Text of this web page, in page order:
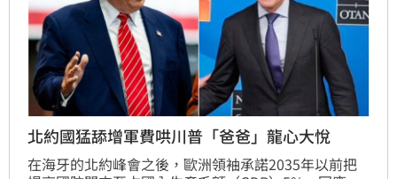
北約國猛舔增軍費哄川普「爸爸」龍心大悅
在海牙的北約峰會之後，歐洲領袖承諾2035年以前把